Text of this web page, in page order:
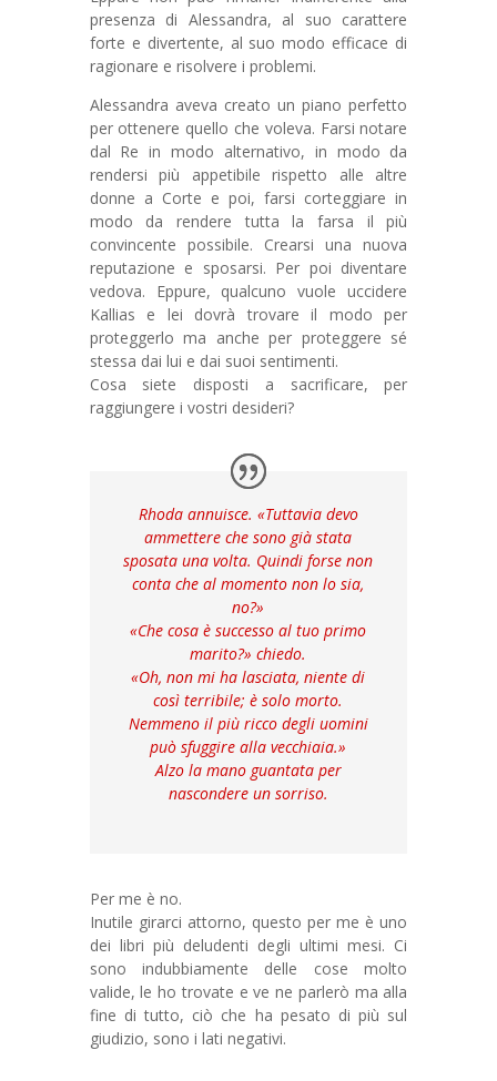
presenza di Alessandra, al suo carattere
forte e divertente, al suo modo efficace di
ragionare e risolvere i problemi.
Alessandra aveva creato un piano perfetto
per ottenere quello che voleva. Farsi notare
dal Re in modo alternativo, in modo da
rendersi più appetibile rispetto alle altre
donne a Corte e poi, farsi corteggiare in
modo da rendere tutta la farsa il più
convincente possibile. Crearsi una nuova
reputazione e sposarsi. Per poi diventare
vedova. Eppure, qualcuno vuole uccidere
Kallias e lei dovrà trovare il modo per
proteggerlo ma anche per proteggere sé
stessa dai lui e dai suoi sentimenti.
Cosa siete disposti a sacrificare, per
raggiungere i vostri desideri?
Rhoda annuisce. «Tuttavia devo
ammettere che sono già stata
sposata una volta. Quindi forse non
conta che al momento non lo sia,
no?»
«Che cosa è successo al tuo primo
marito?» chiedo.
«Oh, non mi ha lasciata, niente di
così terribile; è solo morto.
Nemmeno il più ricco degli uomini
può sfuggire alla vecchiaia.»
Alzo la mano guantata per
nascondere un sorriso.
Per me è no.
Inutile girarci attorno, questo per me è uno
dei libri più deludenti degli ultimi mesi. Ci
sono indubbiamente delle cose molto
valide, le ho trovate e ve ne parlerò ma alla
fine di tutto, ciò che ha pesato di più sul
giudizio, sono i lati negativi.